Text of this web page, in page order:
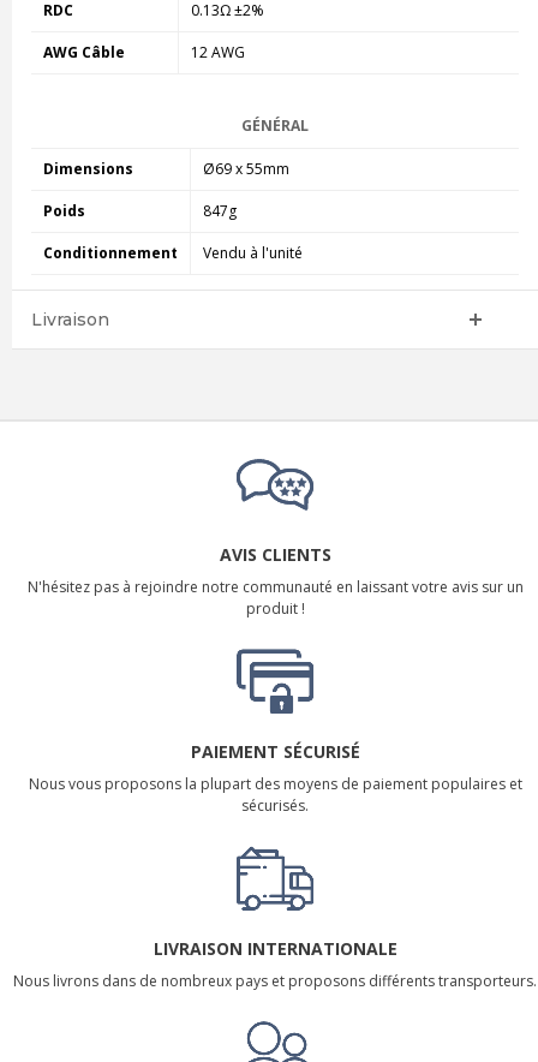
RDC 0.13Ω ±2%
AWG Câble 12 AWG
GÉNÉRAL
Dimensions Ø69 x 55mm
Poids 847g
Conditionnement Vendu à l'unité
Livraison
AVIS CLIENTS
N'hésitez pas à rejoindre notre communauté en laissant votre avis sur un
produit !
PAIEMENT SÉCURISÉ
Nous vous proposons la plupart des moyens de paiement populaires et
sécurisés.
LIVRAISON INTERNATIONALE
Nous livrons dans de nombreux pays et proposons différents transporteurs.